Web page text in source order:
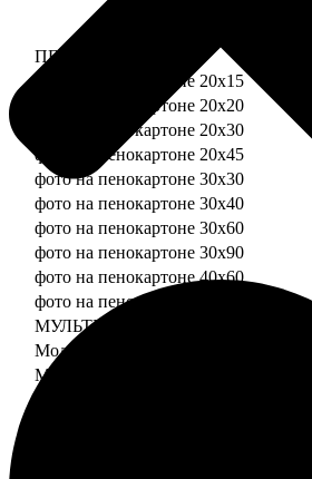
ПЕНОКАРТОН
фото на пенокартоне 20х15
фото на пенокартоне 20х20
фото на пенокартоне 20х30
фото на пенокартоне 20х45
фото на пенокартоне 30х30
фото на пенокартоне 30х40
фото на пенокартоне 30х60
фото на пенокартоне 30х90
фото на пенокартоне 40х60
фото на пенокартоне 50х70
МУЛЬТИПЕНОКАРТОН
Модульный пенокартон из двух
Модульный пенокартон из трех